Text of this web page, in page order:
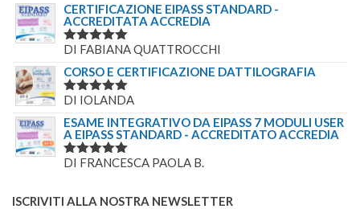
CERTIFICAZIONE EIPASS STANDARD -
ACCREDITATA ACCREDIA
VALUTATO
DI FABIANA QUATTROCCHI
CORSO E CERTIFICAZIONE DATTILOGRAFIA
VALUTATO
DI IOLANDA
ESAME INTEGRATIVO DA EIPASS 7 MODULI USER
A EIPASS STANDARD - ACCREDITATO ACCREDIA
VALUTATO
DI FRANCESCA PAOLA B.
ISCRIVITI ALLA NOSTRA NEWSLETTER